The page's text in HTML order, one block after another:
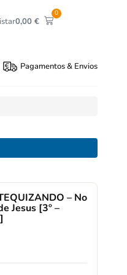
0,00€
0
Pagamentos & Envios
– No
Jesus [3º –